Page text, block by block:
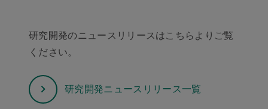
研究開発のニュースリリースはこちらよりご覧
ください。
研究開発ニュースリリース一覧